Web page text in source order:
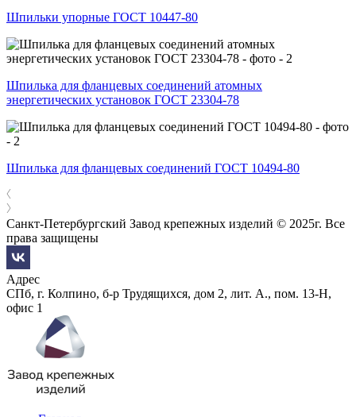
Шпильки упорные ГОСТ 10447-80
Шпилька для фланцевых соединений атомных
энергетических установок ГОСТ 23304-78
Шпилька для фланцевых соединений ГОСТ 10494-80
Санкт-Петербургский Завод крепежных изделий © 2025г. Все
права защищены
Адрес
СПб, г. Колпино, б-р Трудящихся, дом 2, лит. А., пом. 13-Н,
офис 1